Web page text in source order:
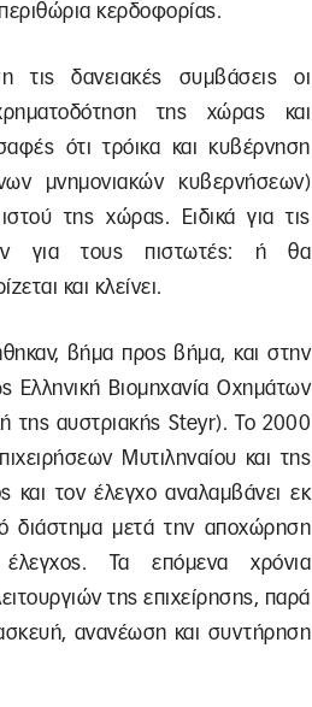
κερδοφορίας.
δανειακές συμβάσεις οι
της χώρας και
ότι τρόικα και κυβέρνηση
μνημονιακών κυβερνήσεων)
της χώρας. Ειδικά για τις
για τους πιστωτές: ή θα
και κλείνει.
βήμα προς βήμα, και στην
Ελληνική Βιομηχανία Οχημάτων
της αυστριακής Steyr). Το 2000
Μυτιληναίου και της
τον έλεγχο αναλαμβάνει εκ
διάστημα μετά την αποχώρηση
έλεγχος. Τα επόμενα χρόνια
της επιχείρησης, παρά
ανανέωση και συντήρηση